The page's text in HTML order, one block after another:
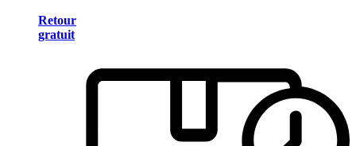
Retour
gratuit